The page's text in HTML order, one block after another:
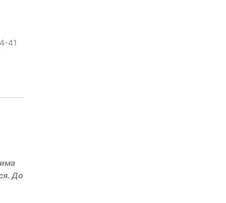
41
До